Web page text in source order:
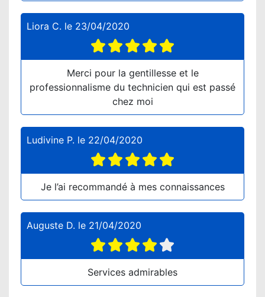
Liora C. le 23/04/2020
Merci pour la gentillesse et le
professionnalisme du technicien qui est passé
chez moi
Ludivine P. le 22/04/2020
Je l’ai recommandé à mes connaissances
Auguste D. le 21/04/2020
Services admirables